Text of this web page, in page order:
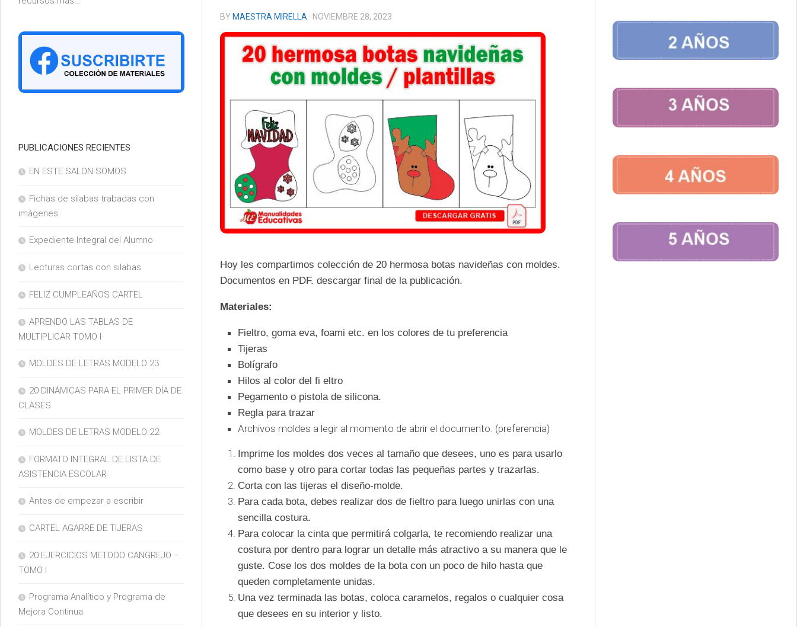
BY MAESTRA MIRELLA · NOVIEMBRE 28, 2023
Hoy les compartimos colección de 20 hermosa botas navideñas con moldes.
Documentos en PDF. descargar final de la publicación.
Materiales:
Fieltro, goma eva, foami etc. en los colores de tu preferencia
Tijeras
Bolígrafo
Hilos al color del fi eltro
Pegamento o pistola de silicona.
Regla para trazar
Archivos moldes a legir al momento de abrir el documento. (preferencia)
Imprime los moldes dos veces al tamaño que desees, uno es para usarlo
como base y otro para cortar todas las pequeñas partes y trazarlas.
Corta con las tijeras el diseño-molde.
Para cada bota, debes realizar dos de fieltro para luego unirlas con una
sencilla costura.
Para colocar la cinta que permitirá colgarla, te recomiendo realizar una
costura por dentro para lograr un detalle más atractivo a su manera que le
guste. Cose los dos moldes de la bota con un poco de hilo hasta que
queden completamente unidas.
Una vez terminada las botas, coloca caramelos, regalos o cualquier cosa
que desees en su interior y listo.
PUBLICACIONES RECIENTES
EN ESTE SALON SOMOS
Fichas de sílabas trabadas con
imágenes
Expediente Integral del Alumno
Lecturas cortas con silabas
FELIZ CUMPLEAÑOS CARTEL
APRENDO LAS TABLAS DE
MULTIPLICAR TOMO I
MOLDES DE LETRAS MODELO 23
20 DINÁMICAS PARA EL PRIMER DÍA DE
CLASES
MOLDES DE LETRAS MODELO 22
FORMATO INTEGRAL DE LISTA DE
ASISTENCIA ESCOLAR
Antes de empezar a escribir
CARTEL AGARRE DE TIJERAS
20 EJERCICIOS METODO CANGREJO –
TOMO I
Programa Analítico y Programa de
Mejora Continua